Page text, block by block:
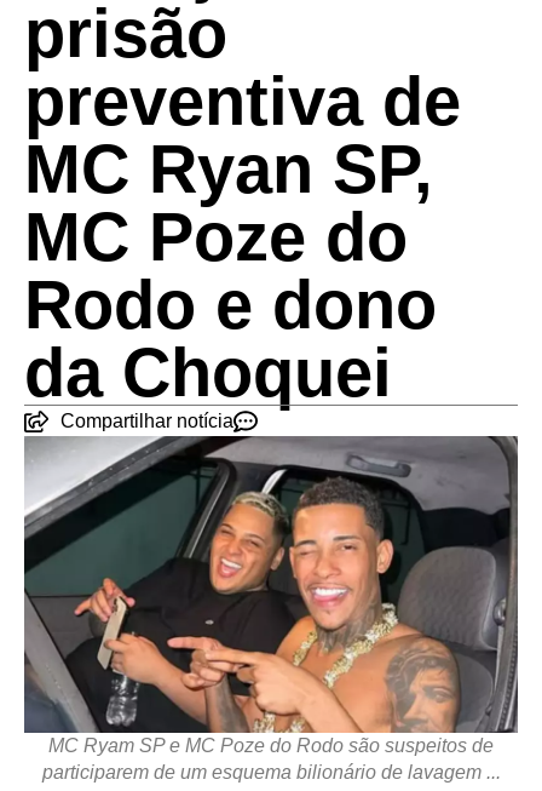
prisão
preventiva de
MC Ryan SP,
MC Poze do
Rodo e dono
da Choquei
Compartilhar notícia
MC Ryam SP e MC Poze do Rodo são suspeitos de
participarem de um esquema bilionário de lavagem ...